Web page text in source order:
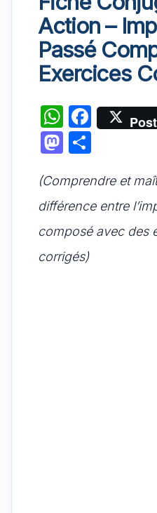
Action –
Passé
Exercices
W
h
at
s
A
p
p
F
a
e
b
o
Post
M
st
o
d
o
ta
g
er
(Comprendre et
différence entre
composé avec des
corrigés)